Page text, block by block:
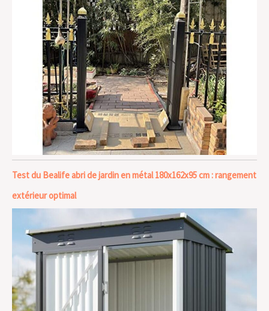
Test du Bealife abri de jardin en métal 180x162x95 cm : rangement
extérieur optimal